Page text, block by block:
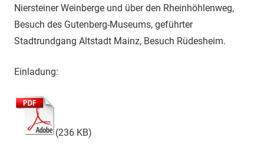
Niersteiner Weinberge und über den Rheinhöhlenweg,
Besuch des Gutenberg-Museums, geführter
Stadtrundgang Altstadt Mainz, Besuch Rüdesheim.
Einladung:
(236 KB)